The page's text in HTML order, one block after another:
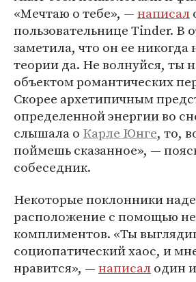
«Мечтаю о тебе», —написал
пользовательнице Tinder. В
заметила, что он ее никогда
теории да. Не волнуйся, ты
объектом романтических
Скорее архетипичным
определенной энергии во
слышала о Карле Юнге, то,
поймешь сказанное», —
собеседник.
Некоторые поклонники
расположение с помощью
комплиментов. «Ты
социопатический хаос, и
нравится», —написалодин